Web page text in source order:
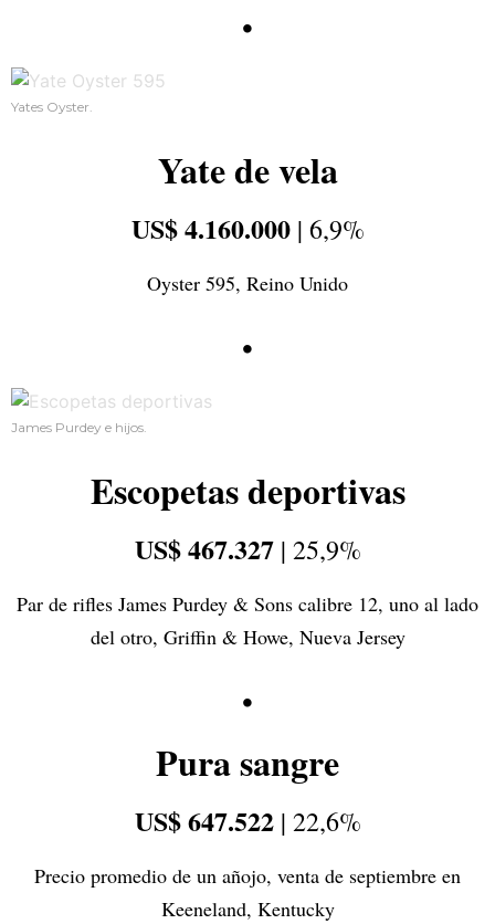
•
Yates Oyster.
Yate de vela
US$ 4.160.000| 6,9%
Oyster 595, Reino Unido
•
James Purdey e hijos.
Escopetas deportivas
US$ 467.327| 25,9%
Par de rifles James Purdey & Sons calibre 12, uno al lado
del otro, Griffin & Howe, Nueva Jersey
•
Pura sangre
US$ 647.522| 22,6%
Precio promedio de un añojo, venta de septiembre en
Keeneland, Kentucky